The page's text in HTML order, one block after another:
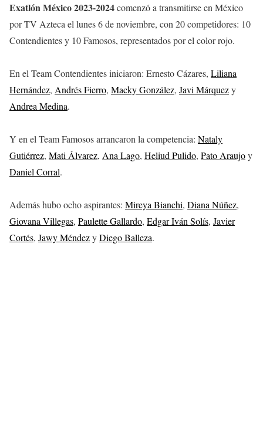
Exatlón México 2023-2024comenzó a transmitirse en México
por TV Azteca el lunes 6 de noviembre, con 20 competidores: 10
Contendientes y 10 Famosos, representados por el color rojo.
En el Team Contendientes iniciaron: Ernesto Cázares, Liliana
Hernández, Andrés Fierro, Macky González, Javi Márquezy
Andrea Medina.
Y en el Team Famosos arrancaron la competencia: Nataly
Gutiérrez, Mati Álvarez, Ana Lago, Heliud Pulido, Pato Araujoy
Daniel Corral.
Además hubo ocho aspirantes: Mireya Bianchi, Diana Núñez,
Giovana Villegas, Paulette Gallardo, Edgar Iván Solís, Javier
Cortés, Jawy MéndezyDiego Balleza.